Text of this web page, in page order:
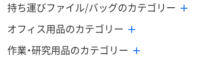
持ち運びファイル/バッグのカテゴリー
オフィス用品のカテゴリー
作業・研究用品のカテゴリー